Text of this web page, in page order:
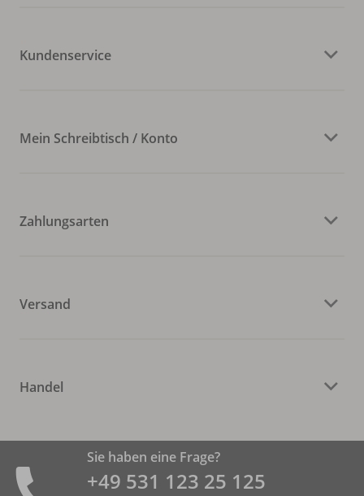
Kundenservice
Mein Schreibtisch / Konto
Zahlungsarten
Versand
Handel
Sie haben eine Frage?
+49 531 ­123 25 125